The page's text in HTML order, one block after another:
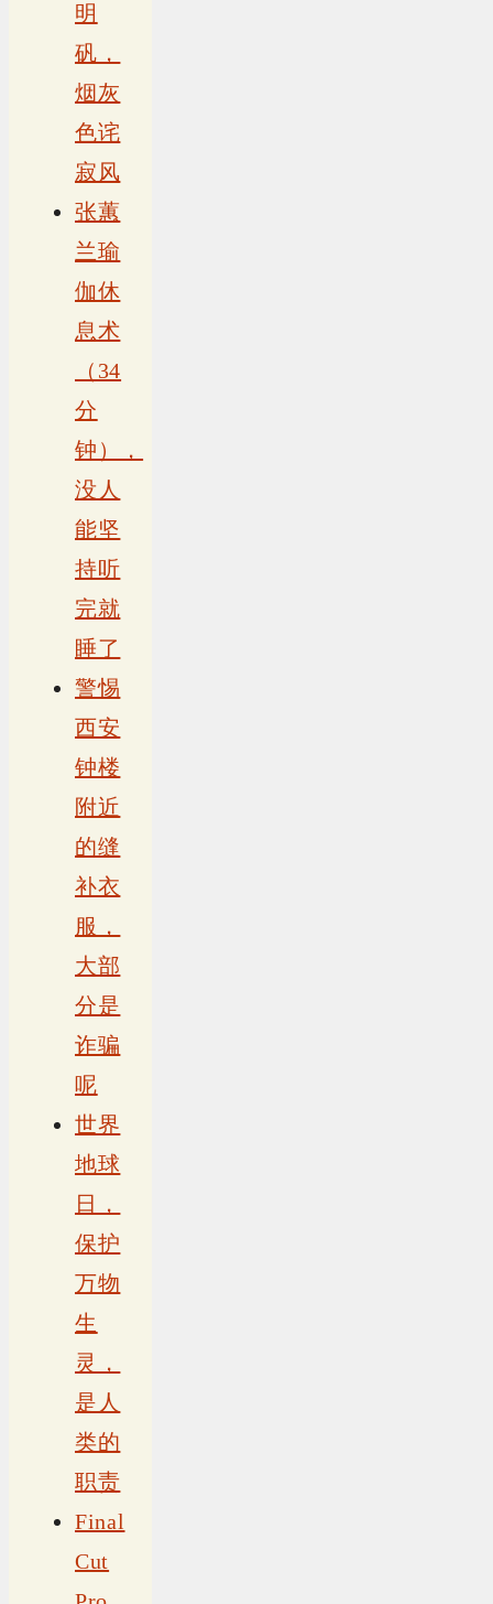
明
矾，
烟灰
色诧
寂风
张蕙
兰瑜
伽休
息术
（34
分
钟），
没人
能坚
持听
完就
睡了
警惕
西安
钟楼
附近
的缝
补衣
服，
大部
分是
诈骗
呢
世界
地球
日，
保护
万物
生
灵，
是人
类的
职责
Final
Cut